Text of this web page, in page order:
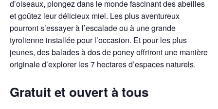
d’oiseaux, plongez dans le monde fascinant des abeilles
et goûtez leur délicieux miel. Les plus aventureux
pourront s’essayer à l’escalade ou à une grande
tyrolienne installée pour l’occasion. Et pour les plus
jeunes, des balades à dos de poney offriront une manière
originale d’explorer les 7 hectares d’espaces naturels.
Gratuit et ouvert à tous